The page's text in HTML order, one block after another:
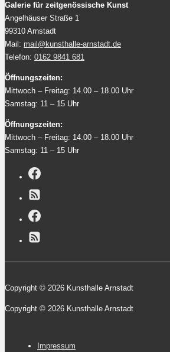
Galerie für zeitgenössische Kunst
Angelhäuser Straße 1
99310 Arnstadt
Mail: mail@kunsthalle-arnstadt.de
Telefon: 0162 9841 681
Öffnungszeiten:
Mittwoch – Freitag: 14.00 – 18.00 Uhr
Samstag: 11 – 15 Uhr
Öffnungszeiten:
Mittwoch – Freitag: 14.00 – 18.00 Uhr
Samstag: 11 – 15 Uhr
Copyright © 2026 Kunsthalle Arnstadt
Copyright © 2026 Kunsthalle Arnstadt
Footer-
Impressum